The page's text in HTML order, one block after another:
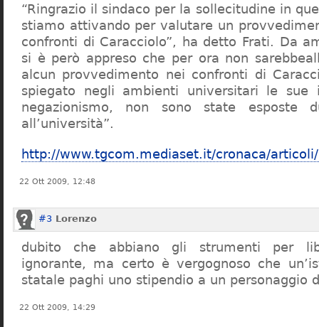
“Ringrazio il sindaco per la sollecitudine in
stiamo attivando per valutare un
confronti di Caracciolo”, ha detto Frati. Da
si è però appreso che per ora non
alcun provvedimento nei confronti di
spiegato negli ambienti universitari le sue
negazionismo, non sono state esposte
all’università”.
http://www.tgcom.mediaset.it/cronaca/
22 Ott 2009, 12:48
#3 Lorenzo
dubito che abbiano gli strumenti per
ignorante, ma certo è vergognoso che
statale paghi uno stipendio a un personaggio
22 Ott 2009, 14:29